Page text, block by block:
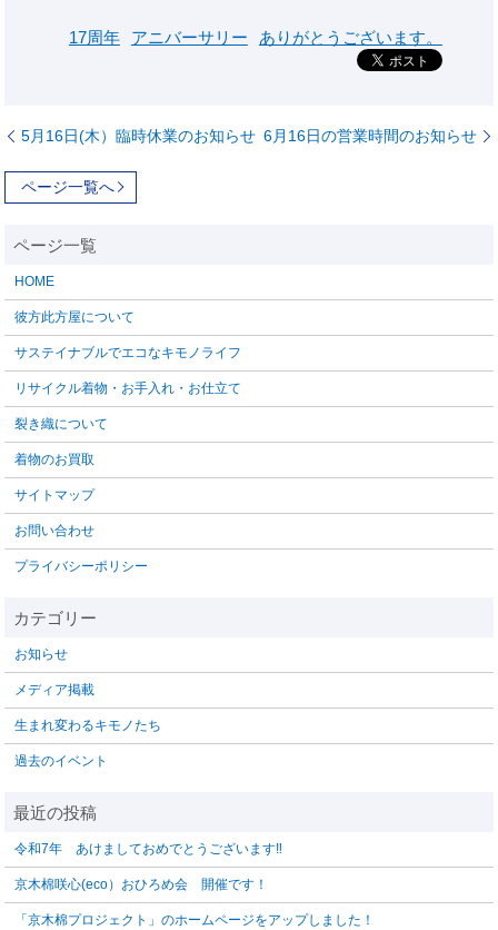
17周年 アニバーサリー ありがとうございます。
5月16日(木）臨時休業のお知らせ 6月16日の営業時間のお知らせ
ページ一覧へ
HOME
彼方此方屋について
サステイナブルでエコなキモノライフ
リサイクル着物・お手入れ・お仕立て
裂き織について
着物のお買取
サイトマップ
お問い合わせ
プライバシーポリシー
お知らせ
メディア掲載
生まれ変わるキモノたち
過去のイベント
令和7年 あけましておめでとうございます‼️
京木棉咲心(eco）おひろめ会 開催です！
「京木棉プロジェクト」のホームページをアップしました！